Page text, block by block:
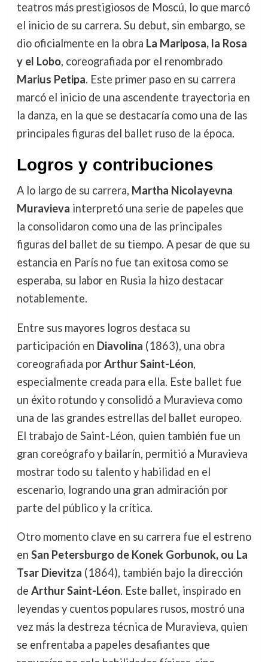
teatros más prestigiosos de Moscú, lo que marcó
el inicio de su carrera. Su debut, sin embargo, se
dio oficialmente en la obra La Mariposa, la Rosa
y el Lobo, coreografiada por el renombrado
Marius Petipa. Este primer paso en su carrera
marcó el inicio de una ascendente trayectoria en
la danza, en la que se destacaría como una de las
principales figuras del ballet ruso de la época.
Logros y contribuciones
A lo largo de su carrera, Martha Nicolayevna
Muravieva interpretó una serie de papeles que
la consolidaron como una de las principales
figuras del ballet de su tiempo. A pesar de que su
estancia en París no fue tan exitosa como se
esperaba, su labor en Rusia la hizo destacar
notablemente.
Entre sus mayores logros destaca su
participación en Diavolina (1863), una obra
coreografiada porArthur Saint-Léon,
especialmente creada para ella. Este ballet fue
un éxito rotundo y consolidó a Muravieva como
una de las grandes estrellas del ballet europeo.
El trabajo de Saint-Léon, quien también fue un
gran coreógrafo y bailarín, permitió a Muravieva
mostrar todo su talento y habilidad en el
escenario, logrando una gran admiración por
parte del público y la crítica.
Otro momento clave en su carrera fue el estreno
en San Petersburgo de Konek Gorbunok, ou La
Tsar Dievitza (1864), también bajo la dirección
de Arthur Saint-Léon. Este ballet, inspirado en
leyendas y cuentos populares rusos, mostró una
vez más la destreza técnica de Muravieva, quien
se enfrentaba a papeles desafiantes que